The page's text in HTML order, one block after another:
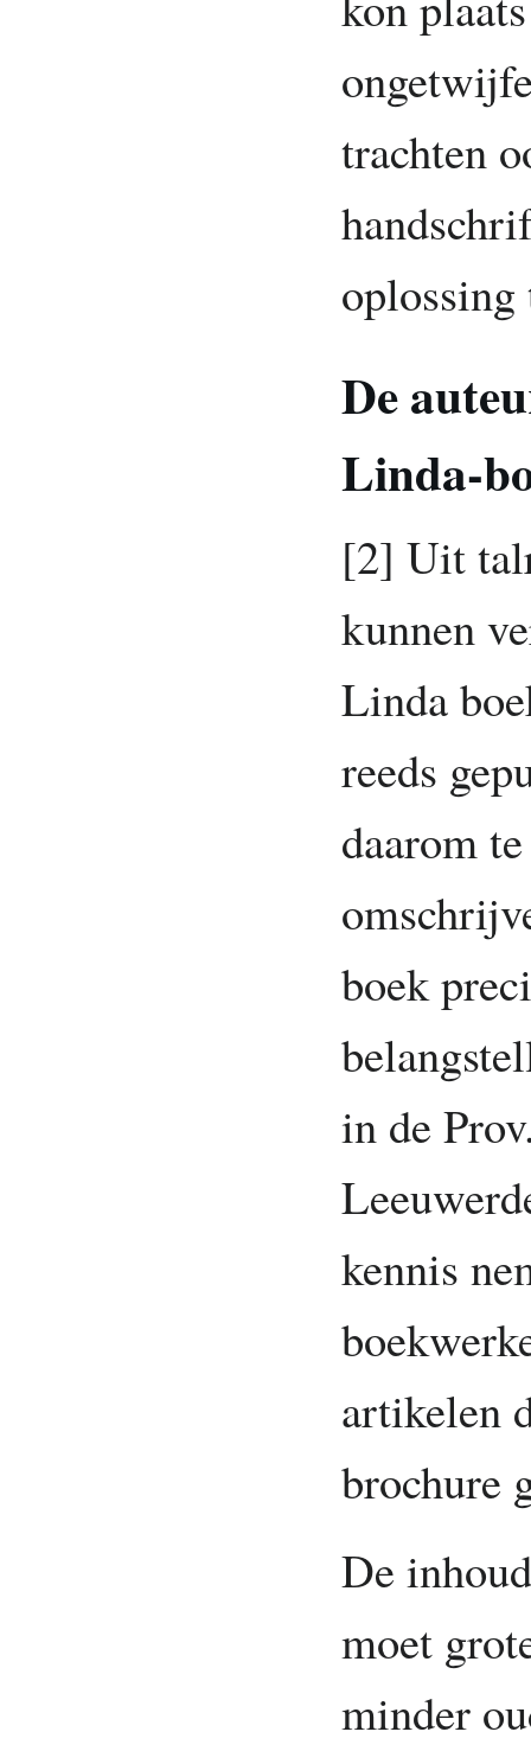
trachten
De
Linda-
[2] Uit
kunnen
Linda
reeds
daarom
boek
in de
kennis
artikelen
brochure
De
moet
minder